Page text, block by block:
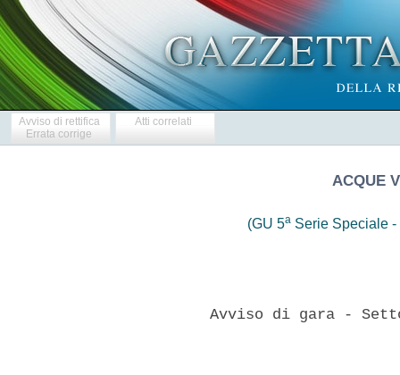
Avviso di rettifica
Errata corrige
Atti correlati
ACQUE
(GU 5aSerie Speciale -
Avviso di gara -